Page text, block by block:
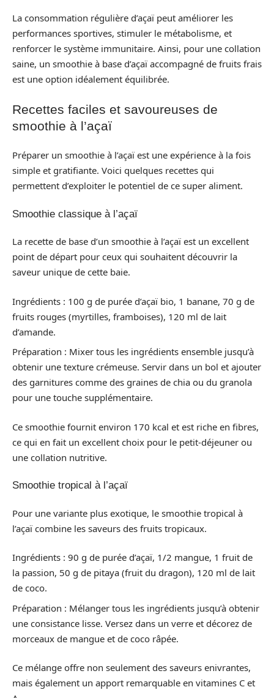
La consommation régulière d’açaï peut améliorer les
performances sportives, stimuler le métabolisme, et
renforcer le système immunitaire. Ainsi, pour une collation
saine, un smoothie à base d’açaï accompagné de fruits frais
est une option idéalement équilibrée.
Recettes faciles et savoureuses de
smoothie à l’açaï
Préparer un smoothie à l’açaï est une expérience à la fois
simple et gratifiante. Voici quelques recettes qui
permettent d’exploiter le potentiel de ce super aliment.
Smoothie classique à l’açaï
La recette de base d’un smoothie à l’açaï est un excellent
point de départ pour ceux qui souhaitent découvrir la
saveur unique de cette baie.
Ingrédients : 100 g de purée d’açaï bio, 1 banane, 70 g de
fruits rouges (myrtilles, framboises), 120 ml de lait
d’amande.
Préparation : Mixer tous les ingrédients ensemble jusqu’à
obtenir une texture crémeuse. Servir dans un bol et ajouter
des garnitures comme des graines de chia ou du granola
pour une touche supplémentaire.
Ce smoothie fournit environ 170 kcal et est riche en fibres,
ce qui en fait un excellent choix pour le petit-déjeuner ou
une collation nutritive.
Smoothie tropical à l’açaï
Pour une variante plus exotique, le smoothie tropical à
l’açaï combine les saveurs des fruits tropicaux.
Ingrédients : 90 g de purée d’açaï, 1/2 mangue, 1 fruit de
la passion, 50 g de pitaya (fruit du dragon), 120 ml de lait
de coco.
Préparation : Mélanger tous les ingrédients jusqu’à obtenir
une consistance lisse. Versez dans un verre et décorez de
morceaux de mangue et de coco râpée.
Ce mélange offre non seulement des saveurs enivrantes,
mais également un apport remarquable en vitamines C et